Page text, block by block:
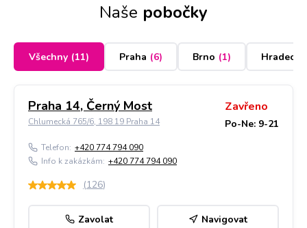
Naše pobočky
Všechny (11) Praha (6) Brno (1) Hradec
Praha 14, Černý Most
Chlumecká 765/6, 198 19 Praha 14
Zavřeno
Po-Ne: 9-21
Telefon: +420 774 794 090
Info k zakázkám: +420 774 794 090
(126)
Zavolat Navigovat